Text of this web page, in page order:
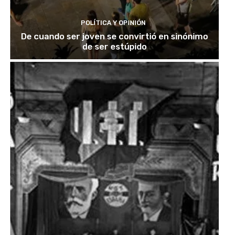
POLÍTICA Y OPINIÓN
De cuando ser joven se convirtió en sinónimo
de ser estúpido